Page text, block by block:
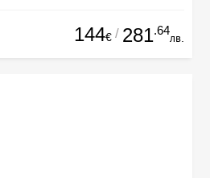
144€ / 281.64
лв.